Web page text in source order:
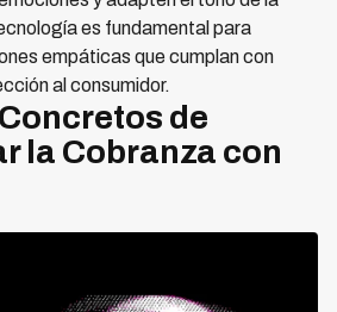
es fundamental para
empáticas que cumplan con
al consumidor.
de
la Cobranza con